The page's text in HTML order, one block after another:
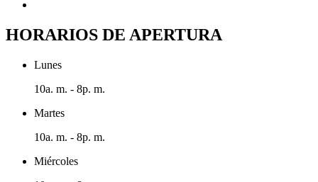
HORARIOS DE APERTURA
Lunes
10a. m. - 8p. m.
Martes
10a. m. - 8p. m.
Miércoles